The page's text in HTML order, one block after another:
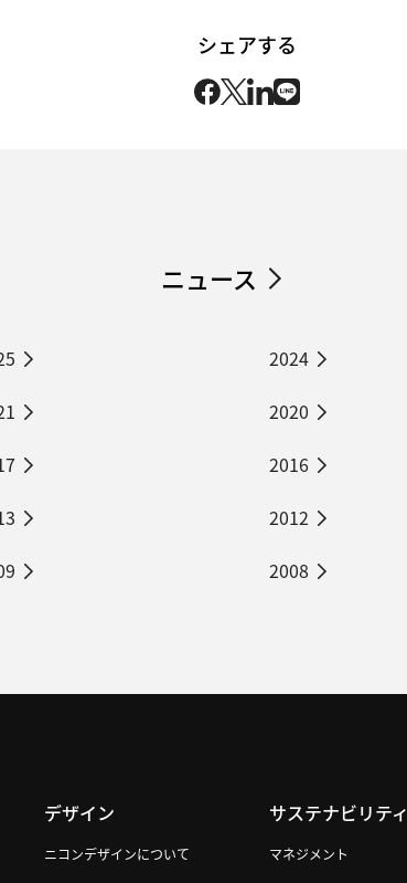
シェアする
ニュース
2024
2020
2016
2012
2008
デザイン
ニコンデザインについて
サステナビリティ
マネジメント